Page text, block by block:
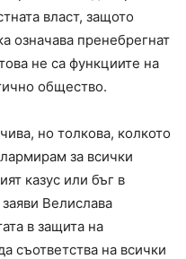
власт, защото
означава пренебрегнат
не са функциите на
общество.
но толкова, колкото
за всички
казус или бъг в
Велислава
в защита на
съответства на всички